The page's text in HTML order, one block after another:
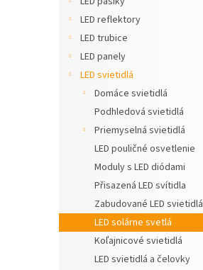
LED reflektory
LED trubice
LED panely
LED svietidlá
Domáce svietidlá
Podhledová svietidlá
Priemyselná svietidlá
LED pouličné osvetlenie
Moduly s LED diódami
Přisazená LED svítidla
Zabudované LED svietidlá
LED solárne svetlá
Koľajnicové svietidlá
LED svietidlá a čelovky